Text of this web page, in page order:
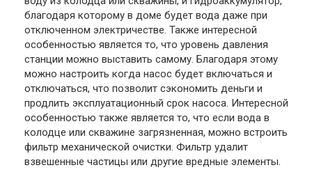
благодаря которому в доме будет вода даже при
отключенном электричестве. Также интересной
особенностью является то, что уровень давления
станции можно выставить самому. Благодаря этому
можно настроить когда насос будет включаться и
отключаться, что позволит сэкономить деньги и
продлить эксплуатационный срок насоса. Интересной
особенностью также является то, что если вода в
колодце или скважине загрязненная, можно встроить
фильтр механической очистки. Фильтр удалит
взвешенные частицы или другие вредные элементы.